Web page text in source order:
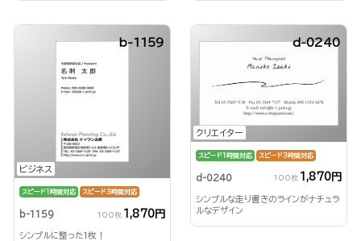
ビジネス
b-1159
スピード1時間対応 スピード3時間対応
b-1159 100枚 1,870円
シンプルに整った1枚！
クリエイター
d-0240
スピード1時間対応 スピード3時間対応
d-0240 100枚 1,870円
シンプルな走り書きのラインがナチュラ
ルなデザイン